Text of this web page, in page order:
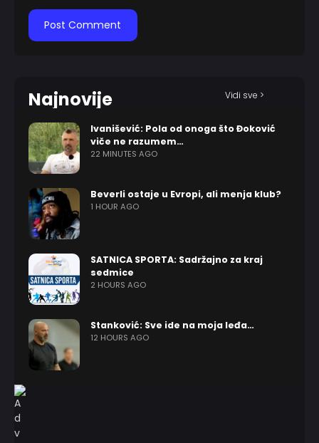
Najnovije Vidi sve >
Ivanišević: Pola od onoga što Đoković
viče ne razumem…
22 MINUTES AGO
Beverli ostaje u Evropi, ali menja klub?
1 HOUR AGO
SATNICA SPORTA: Sadržajno za kraj
sedmice
2 HOURS AGO
Stanković: Sve ide na moja leđa…
12 HOURS AGO